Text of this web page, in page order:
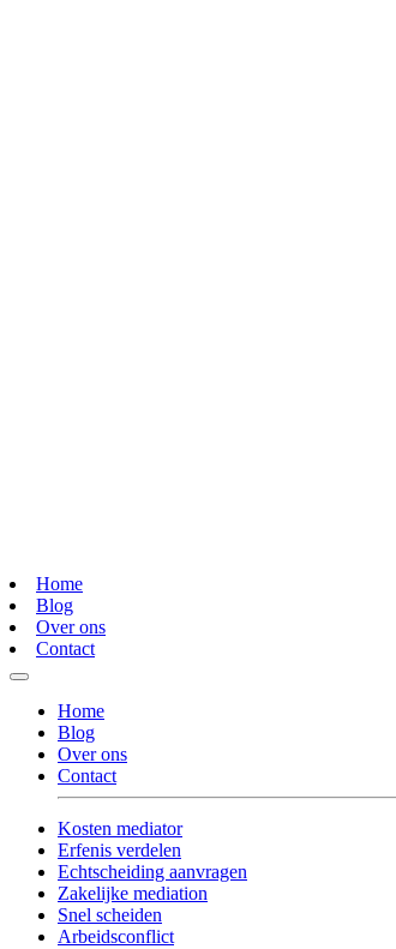
Home
Blog
Over ons
Contact
Home
Blog
Over ons
Contact
Kosten mediator
Erfenis verdelen
Echtscheiding aanvragen
Zakelijke mediation
Snel scheiden
Arbeidsconflict